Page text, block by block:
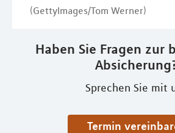
(GettyImages/Tom Werner)
Haben Sie Fragen zur
Sprechen Sie mit
Termin